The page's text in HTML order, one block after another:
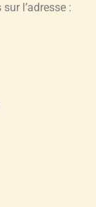
l’adresse :